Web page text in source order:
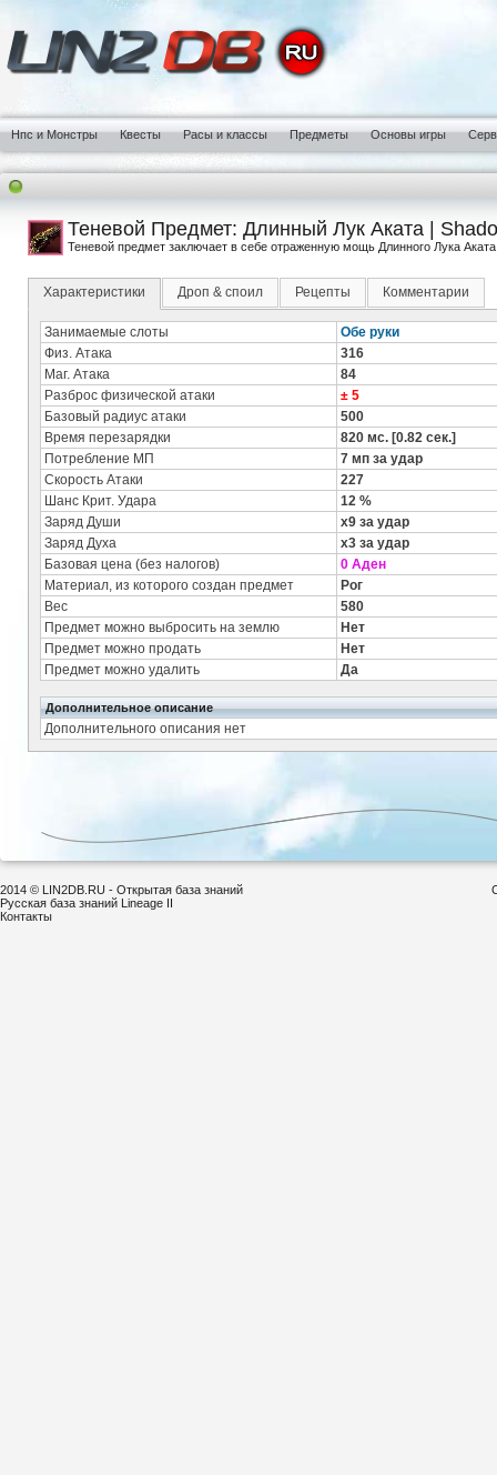
Нпс и Монстры Квесты Расы и классы Предметы Основы игры
Теневой Предмет: Длинный Лук Аката |
Теневой предмет заключает в себе отраженную мощь Длинного Лука
Характеристики Дроп & споил Рецепты Комментарии
Занимаемые слоты
Обе руки
Физ. Атака
316
Маг. Атака
84
Разброс физической атаки
± 5
Базовый радиус атаки
500
Время перезарядки
820 мс. [0.82 сек.]
Потребление МП
7 мп за удар
Скорость Атаки
227
Шанс Крит. Удара
12 %
Заряд Души
x9 за удар
Заряд Духа
x3 за удар
Базовая цена (без налогов)
0 Аден
Материал, из которого создан предмет
Рог
Вес
580
Предмет можно выбросить на землю
Нет
Предмет можно продать
Нет
Предмет можно удалить
Да
Дополнительное описание
Дополнительного описания нет
2014 © LIN2DB.RU - Открытая база знаний
Русская база знаний Lineage II
Контакты